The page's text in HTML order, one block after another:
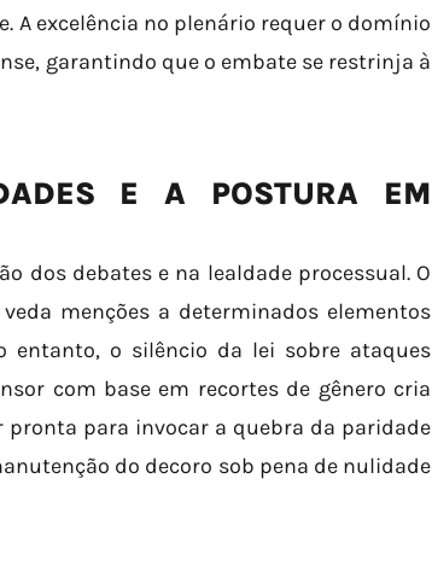
A excelência no plenário requer o domínio
garantindo que o embate se restrinja à
E A POSTURA EM
dos debates e na lealdade processual. O
menções a determinados elementos
o silêncio da lei sobre ataques
com base em recortes de gênero cria
pronta para invocar a quebra da paridade
do decoro sob pena de nulidade